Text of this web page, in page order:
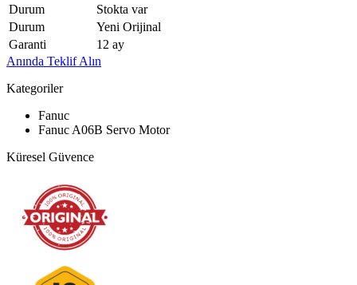
Durum
Stokta var
Durum
Yeni Orijinal
Garanti
12 ay
Anında Teklif Alın
Kategoriler
Fanuc
Fanuc A06B Servo Motor
Küresel Güvence